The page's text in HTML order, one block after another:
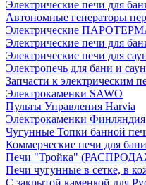
Электрические печи для
Автономные генераторы
Электрические
Электрические печи для
Электрические печи для
Электропечь для бани и
Запчасти к электрическим
Электрокаменки SAWO
Пульты Управления Harvia
Электрокаменки Финляндия
Чугунные Топки банной
Коммерческие печи для бани
Печи "Тройка"
Печи чугунные в сетке, в
С закрытой каменкой для